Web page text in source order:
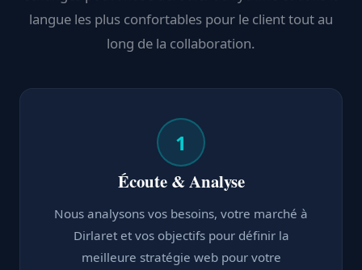
langue les plus confortables pour le client tout au
long de la collaboration.
1
Écoute & Analyse
Nous analysons vos besoins, votre marché à
Dirlaret et vos objectifs pour définir la
meilleure stratégie web pour votre